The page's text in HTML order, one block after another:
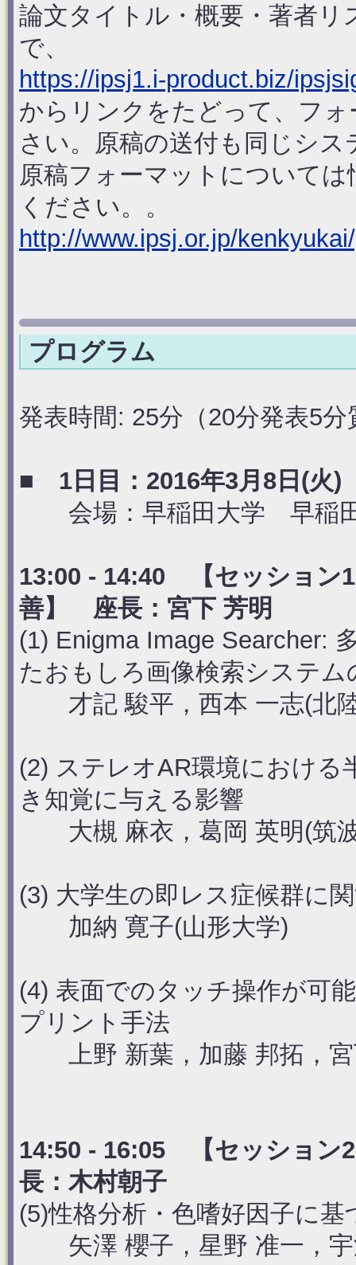
論文タイトル・概要・著者
で、
https://ipsj1.i-product.biz/
からリンクをたどって、フ
さい。原稿の送付も同じシ
原稿フォーマットについて
ください。。
http://www.ipsj.or.jp/
プログラム
発表時間: 25分（20分発表5
■ 1日目：2016年3月8日(火)
会場：早稲田大学 早稲田
13:00 - 14:40 【セッション
善】 座長：宮下 芳明
(1) Enigma Image Searcher:
たおもしろ画像検索システム
才記 駿平，西本 一志(北
(2) ステレオAR環境におけ
き知覚に与える影響
大槻 麻衣，葛岡 英明(筑
(3) 大学生の即レス症候群に
加納 寛子(山形大学)
(4) 表面でのタッチ操作が可
プリント手法
上野 新葉，加藤 邦拓，宮
14:50 - 16:05 【セッション
長：木村朝子
(5)性格分析・色嗜好因子に
矢澤 櫻子，星野 准一，宇